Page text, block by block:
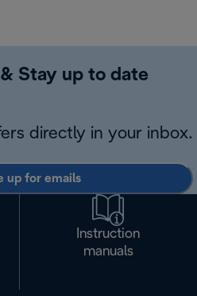
Stay up to date
directly in your inbox.
up for emails
Instruction
manuals